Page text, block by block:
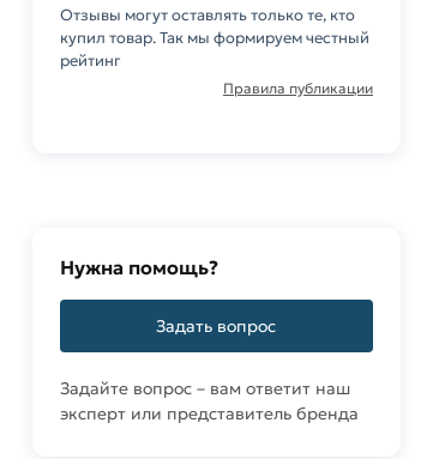
Отзывы могут оставлять только те, кто
купил товар. Так мы формируем честный
рейтинг
Правила публикации
Нужна помощь?
Задать вопрос
Задайте вопрос – вам ответит наш
эксперт или представитель бренда